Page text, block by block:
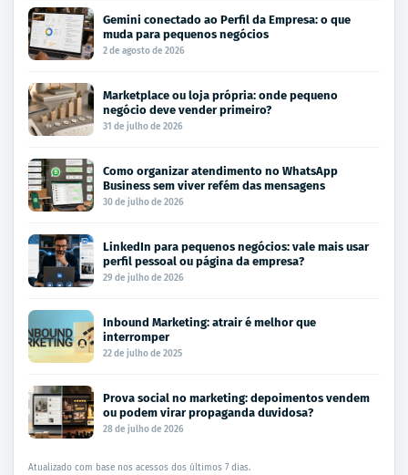
Gemini conectado ao Perfil da Empresa: o que
muda para pequenos negócios
2 de agosto de 2026
Marketplace ou loja própria: onde pequeno
negócio deve vender primeiro?
31 de julho de 2026
Como organizar atendimento no WhatsApp
Business sem viver refém das mensagens
30 de julho de 2026
LinkedIn para pequenos negócios: vale mais usar
perfil pessoal ou página da empresa?
29 de julho de 2026
Inbound Marketing: atrair é melhor que
interromper
22 de julho de 2025
Prova social no marketing: depoimentos vendem
ou podem virar propaganda duvidosa?
28 de julho de 2026
Atualizado com base nos acessos dos últimos 7 dias.